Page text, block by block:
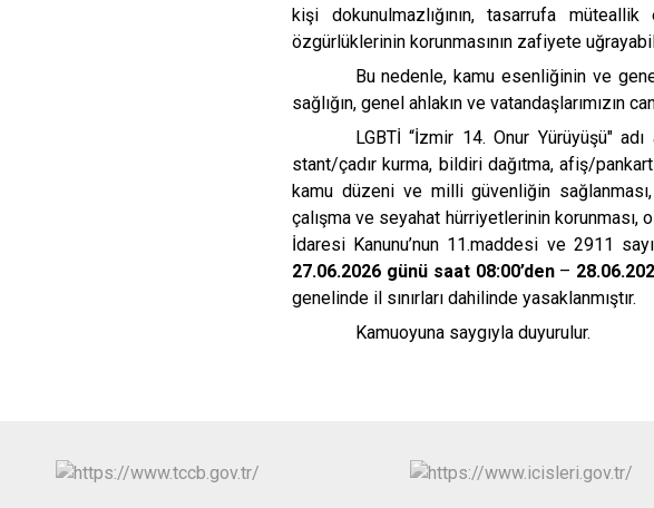
kişi dokunulmazlığının, tasarrufa
özgürlüklerinin korunmasının zafiyete
Bu nedenle, kamu esenliğinin ve
sağlığın, genel ahlakın ve vatandaşlarımızın
LGBTİ “İzmir 14. Onur Yürüyüşü"
stant/çadır kurma, bildiri dağıtma, afiş/
kamu düzeni ve milli güvenliğin
çalışma ve seyahat hürriyetlerinin korunması,
İdaresi Kanunu’nun 11.maddesi ve 2911
27.06.2026 günü saat 08:00’den–
genelinde il sınırları dahilinde yasaklanmıştır.
Kamuoyuna saygıyla duyurulur.